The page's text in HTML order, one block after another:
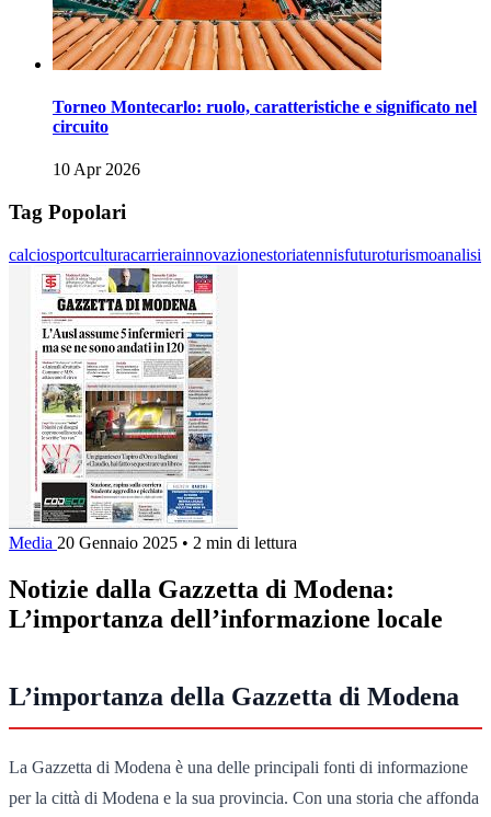
Torneo Montecarlo: ruolo, caratteristiche e significato nel
circuito
10 Apr 2026
Tag Popolari
calciosportculturacarrierainnovazionestoriatennisfuturoturismoanalisi
Media 20 Gennaio 2025 • 2 min di lettura
Notizie dalla Gazzetta di Modena:
L’importanza dell’informazione locale
L’importanza della Gazzetta di Modena
La Gazzetta di Modena è una delle principali fonti di informazione
per la città di Modena e la sua provincia. Con una storia che affonda